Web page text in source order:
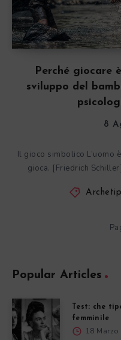
Perché giocare
sviluppo del
8
Il gioco simbolico L’uomo
gioca. [Friedrich
Popular Articles
Test: che
femminile
18 Marzo